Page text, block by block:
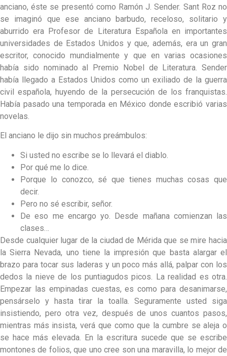
anciano, éste se presentó como Ramón J. Sender. Sant Roz no
se imaginó que ese anciano barbudo, receloso, solitario y
aburrido era Profesor de Literatura Española en importantes
universidades de Estados Unidos y que, además, era un gran
escritor, conocido mundialmente y que en varias ocasiones
había sido nominado al Premio Nobel de Literatura. Sender
había llegado a Estados Unidos como un exiliado de la guerra
civil española, huyendo de la persecución de los franquistas.
Había pasado una temporada en México donde escribió varias
novelas.
El anciano le dijo sin muchos preámbulos:
Si usted no escribe se lo llevará el diablo.
Por qué me lo dice.
Porque lo conozco, sé que tienes muchas cosas que
decir.
Pero no sé escribir, señor.
De eso me encargo yo. Desde mañana comienzan las
clases…
Desde cualquier lugar de la ciudad de Mérida que se mire hacia
la Sierra Nevada, uno tiene la impresión que basta alargar el
brazo para tocar sus laderas y un poco más allá, palpar con los
dedos la nieve de los puntiagudos picos. La realidad es otra.
Empezar las empinadas cuestas, es como para desanimarse,
pensárselo y hasta tirar la toalla. Seguramente usted siga
insistiendo, pero otra vez, después de unos cuantos pasos,
mientras más insista, verá que como que la cumbre se aleja o
se hace más elevada. En la escritura sucede que se escribe
montones de folios, que uno cree son una maravilla, lo mejor de